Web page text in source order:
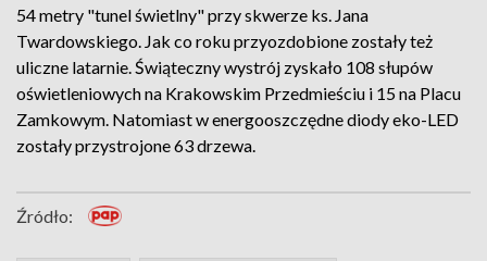
54 metry "tunel świetlny" przy skwerze ks. Jana
Twardowskiego. Jak co roku przyozdobione zostały też
uliczne latarnie. Świąteczny wystrój zyskało 108 słupów
oświetleniowych na Krakowskim Przedmieściu i 15 na Placu
Zamkowym. Natomiast w energooszczędne diody eko-LED
zostały przystrojone 63 drzewa.
Źródło: